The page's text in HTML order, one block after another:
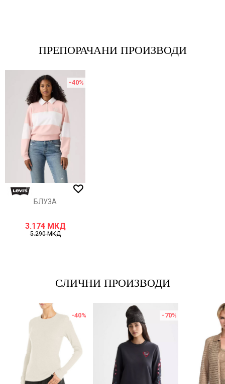
Порака
ПРЕПОРАЧАНИ ПРОИЗВОДИ
-40%
БЛУЗА
3.174 МКД
5.290МКД
СЛИЧНИ ПРОИЗВОДИ
-40% -70%